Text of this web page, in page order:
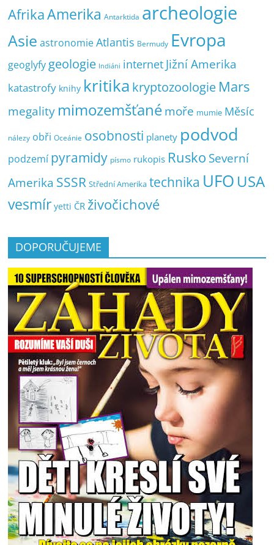
AfrikaAmerika Antarktida archeologie
Asie astronomie Atlantis Bermudy Evropa
geoglyfy geologie Indiáni internet Jižní Amerika
katastrofy knihy kritika kryptozoologie Mars
megality mimozemšťanémoře mumie Měsíc
nálezy obři Oceánie osobnosti planety podvod
podzemí pyramidy písmo rukopis Rusko Severní
Amerika SSSR Střední Amerika technika UFO USA
vesmír yetti ČR živočichové
DOPORUČUJEME